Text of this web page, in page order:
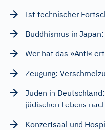
Ist technischer
Buddhismus in
Wer hat das »Anti«
Zeugung:
Juden in
jüdischen Lebens
Konzertsaal und